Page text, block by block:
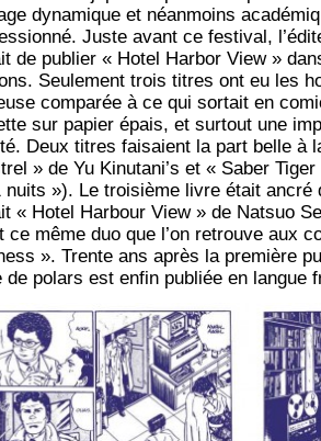
dynamique et néanmoins
Juste avant ce festival,
de publier « Hotel Harbor View »
Seulement trois titres ont eu les
comparée à ce qui sortait en
sur papier épais, et surtout une
Deux titres faisaient la part belle à
» de Yu Kinutani’s et « Saber
nuits »). Le troisième livre était
« Hotel Harbour View » de Natsuo
ce même duo que l’on retrouve aux
». Trente ans après la première
de polars est enfin publiée en langue